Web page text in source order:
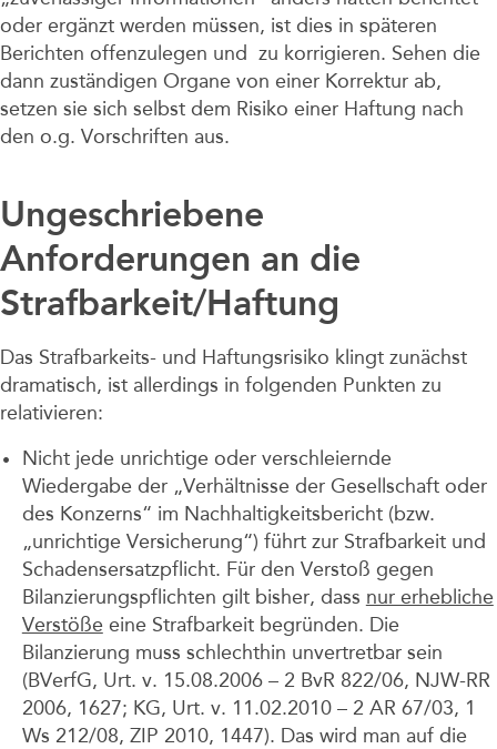
oder ergänzt werden müssen, ist dies in späteren
Berichten offenzulegen und zu korrigieren. Sehen die
dann zuständigen Organe von einer Korrektur ab,
setzen sie sich selbst dem Risiko einer Haftung nach
den o.g. Vorschriften aus.
Ungeschriebene
Anforderungen an die
Strafbarkeit/Haftung
Das Strafbarkeits- und Haftungsrisiko klingt zunächst
dramatisch, ist allerdings in folgenden Punkten zu
relativieren:
Nicht jede unrichtige oder verschleiernde
Wiedergabe der „Verhältnisse der Gesellschaft oder
des Konzerns“ im Nachhaltigkeitsbericht (bzw.
„unrichtige Versicherung“) führt zur Strafbarkeit und
Schadensersatzpflicht. Für den Verstoß gegen
Bilanzierungspflichten gilt bisher, dass nur erhebliche
Verstößeeine Strafbarkeit begründen. Die
Bilanzierung muss schlechthin unvertretbar sein
(BVerfG, Urt. v. 15.08.2006 – 2 BvR 822/06, NJW-RR
2006, 1627; KG, Urt. v. 11.02.2010 – 2 AR 67/03, 1
Ws 212/08, ZIP 2010, 1447). Das wird man auf die